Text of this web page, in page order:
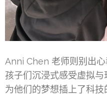
Anni Chen 老师则别出
孩子们沉浸式感受虚拟与
为他们的梦想插上了科技